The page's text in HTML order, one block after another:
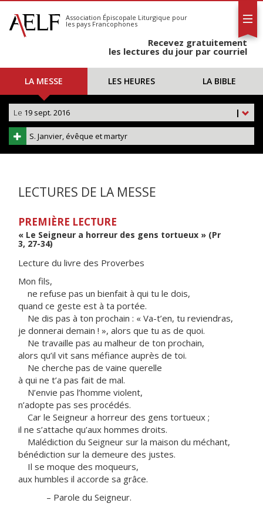
S'abonner
Calendrier
Association Épiscopale Liturgique pour
les pays Francophones
Recevez gratuitement
les lectures du jour par courriel
LA MESSE LES HEURES LA BIBLE
|
Le 19 sept. 2016
S. Janvier, évêque et martyr
LECTURES DE LA MESSE
PREMIÈRE LECTURE
« Le Seigneur a horreur des gens tortueux » (Pr
3, 27-34)
Lecture du livre des Proverbes
Mon fils,
ne refuse pas un bienfait à qui tu le dois,
quand ce geste est à ta portée.
Ne dis pas à ton prochain : « Va-t’en, tu reviendras,
je donnerai demain ! », alors que tu as de quoi.
Ne travaille pas au malheur de ton prochain,
alors qu’il vit sans méfiance auprès de toi.
Ne cherche pas de vaine querelle
à qui ne t’a pas fait de mal.
N’envie pas l’homme violent,
n’adopte pas ses procédés.
Car le Seigneur a horreur des gens tortueux ;
il ne s’attache qu’aux hommes droits.
Malédiction du Seigneur sur la maison du méchant,
bénédiction sur la demeure des justes.
Il se moque des moqueurs,
aux humbles il accorde sa grâce.
– Parole du Seigneur.